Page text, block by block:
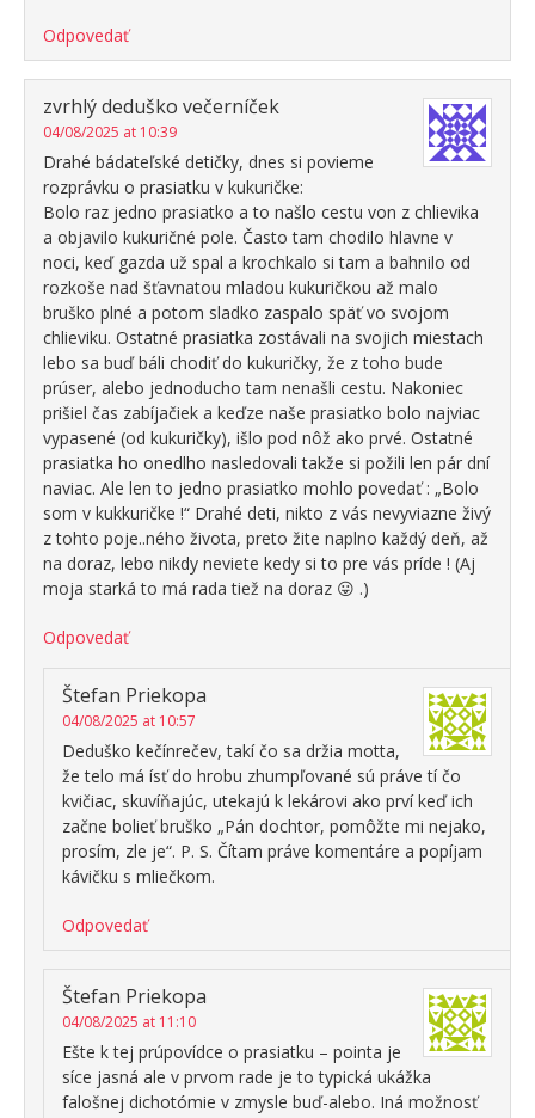
Odpovedať
zvrhlý deduško večerníček
04/08/2025 at 10:39
Drahé bádateľské detičky, dnes si povieme
rozprávku o prasiatku v kukuričke:
Bolo raz jedno prasiatko a to našlo cestu von z chlievika
a objavilo kukuričné pole. Často tam chodilo hlavne v
noci, keď gazda už spal a krochkalo si tam a bahnilo od
rozkoše nad šťavnatou mladou kukuričkou až malo
bruško plné a potom sladko zaspalo späť vo svojom
chlieviku. Ostatné prasiatka zostávali na svojich miestach
lebo sa buď báli chodiť do kukuričky, že z toho bude
prúser, alebo jednoducho tam nenašli cestu. Nakoniec
prišiel čas zabíjačiek a keďze naše prasiatko bolo najviac
vypasené (od kukuričky), išlo pod nôž ako prvé. Ostatné
prasiatka ho onedlho nasledovali takže si požili len pár dní
naviac. Ale len to jedno prasiatko mohlo povedať : „Bolo
som v kukkuričke !“ Drahé deti, nikto z vás nevyviazne živý
z tohto poje..ného života, preto žite naplno každý deň, až
na doraz, lebo nikdy neviete kedy si to pre vás príde ! (Aj
moja starká to má rada tiež na doraz 😛 .)
Odpovedať
Štefan Priekopa
04/08/2025 at 10:57
Deduško kečínrečev, takí čo sa držia motta,
že telo má ísť do hrobu zhumpľované sú práve tí čo
kvičiac, skuvíňajúc, utekajú k lekárovi ako prví keď ich
začne bolieť bruško „Pán dochtor, pomôžte mi nejako,
prosím, zle je“. P. S. Čítam práve komentáre a popíjam
kávičku s mliečkom.
Odpovedať
Štefan Priekopa
04/08/2025 at 11:10
Ešte k tej prúpovídce o prasiatku – pointa je
síce jasná ale v prvom rade je to typická ukážka
falošnej dichotómie v zmysle buď-alebo. Iná možnosť